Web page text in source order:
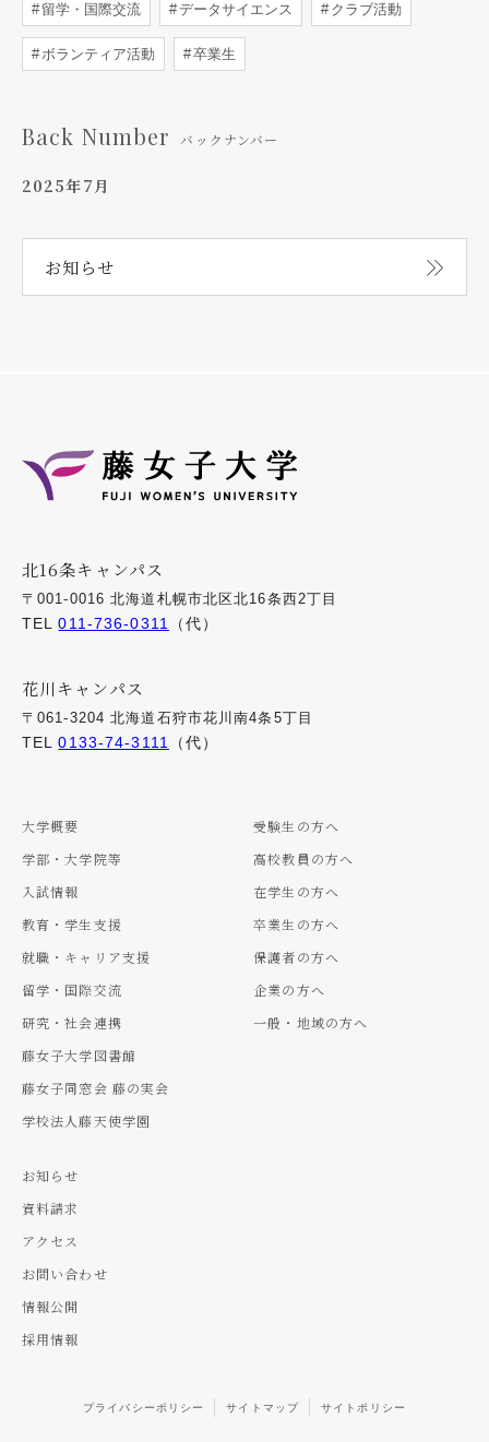
留学・国際交流 データサイエンス クラブ活動
ボランティア活動 卒業生
Back Number バックナンバー
2025年7月
お知らせ
北16条キャンパス
〒001-0016 北海道札幌市北区北16条西2丁目
TEL011-736-0311 （代）
花川キャンパス
〒061-3204 北海道石狩市花川南4条5丁目
TEL0133-74-3111 （代）
大学概要
学部・大学院等
入試情報
教育・学生支援
就職・キャリア支援
留学・国際交流
研究・社会連携
藤女子大学図書館
藤女子同窓会 藤の実会
学校法人藤天使学園
受験生の方へ
高校教員の方へ
在学生の方へ
卒業生の方へ
保護者の方へ
企業の方へ
一般・地域の方へ
お知らせ
資料請求
アクセス
お問い合わせ
情報公開
採用情報
プライバシーポリシー サイトマップ サイトポリシー